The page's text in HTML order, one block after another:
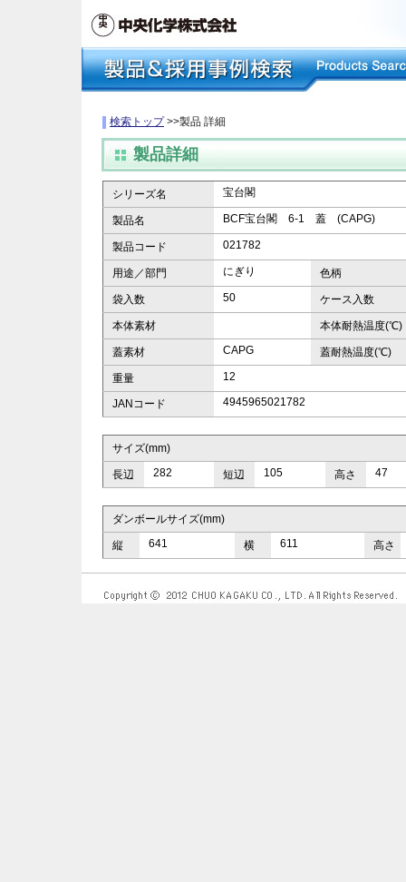
検索トップ>>製品 詳細
製品詳細
シリーズ名 宝台閣
製品名 BCF宝台閣 6-1 蓋 (CAPG)
製品コード 021782
用途／部門 にぎり 色柄
袋入数 50 ケース入数
本体素材 本体耐熱温度(℃)
蓋素材 CAPG 蓋耐熱温度(℃)
重量 12
JANコード 4945965021782
サイズ(mm)
長辺 282 短辺 105 高さ 47
ダンボールサイズ(mm)
縦 641 横 611 高さ